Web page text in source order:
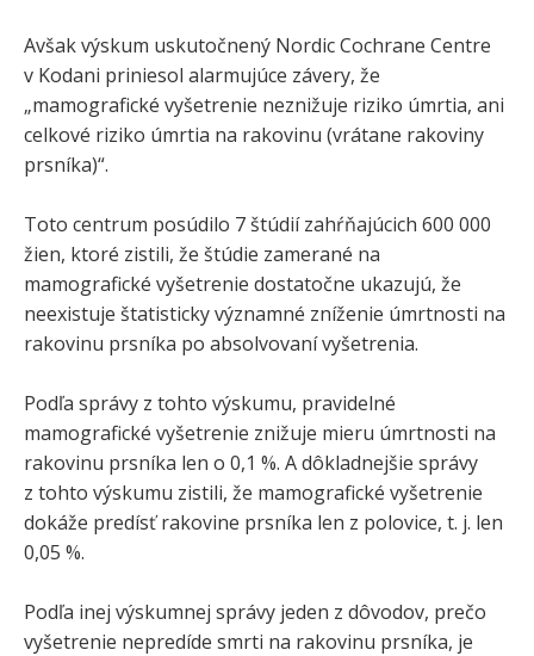
Avšak výskum uskutočnený Nordic Cochrane Centre
v Kodani priniesol alarmujúce závery, že
„mamografické vyšetrenie neznižuje riziko úmrtia, ani
celkové riziko úmrtia na rakovinu (vrátane rakoviny
prsníka)“.
Toto centrum posúdilo 7 štúdií zahŕňajúcich 600 000
žien, ktoré zistili, že štúdie zamerané na
mamografické vyšetrenie dostatočne ukazujú, že
neexistuje štatisticky významné zníženie úmrtnosti na
rakovinu prsníka po absolvovaní vyšetrenia.
Podľa správy z tohto výskumu, pravidelné
mamografické vyšetrenie znižuje mieru úmrtnosti na
rakovinu prsníka len o 0,1 %. A dôkladnejšie správy
z tohto výskumu zistili, že mamografické vyšetrenie
dokáže predísť rakovine prsníka len z polovice, t. j. len
0,05 %.
Podľa inej výskumnej správy jeden z dôvodov, prečo
vyšetrenie nepredíde smrti na rakovinu prsníka, je